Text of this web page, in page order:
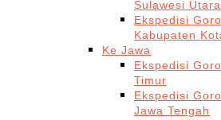
Sulawesi Utara
Ekspedisi
Kabupaten
Ke Jawa
Ekspedisi
Timur
Ekspedisi
Jawa Tengah